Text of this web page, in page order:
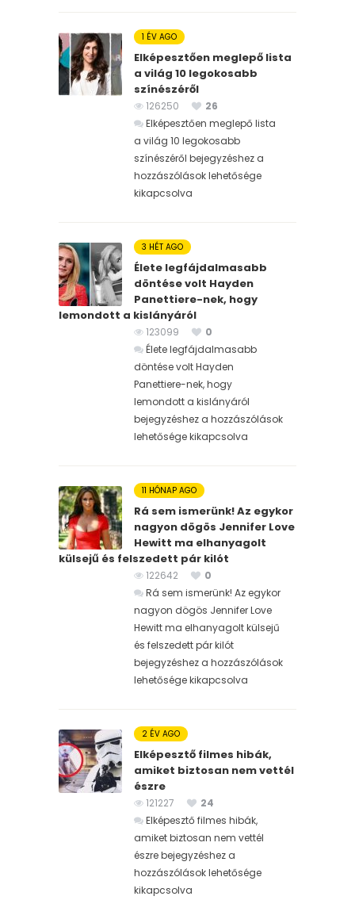
1 ÉV AGO
Elképesztően meglepő lista
a világ 10 legokosabb
színészéről
126250
26
Elképesztően meglepő lista
a világ 10 legokosabb
színészéről bejegyzéshez a
hozzászólások lehetősége
kikapcsolva
3 HÉT AGO
Élete legfájdalmasabb
döntése volt Hayden
Panettiere-nek, hogy
lemondott a kislányáról
123099
0
Élete legfájdalmasabb
döntése volt Hayden
Panettiere-nek, hogy
lemondott a kislányáról
bejegyzéshez a hozzászólások
lehetősége kikapcsolva
11 HÓNAP AGO
Rá sem ismerünk! Az egykor
nagyon dögös Jennifer Love
Hewitt ma elhanyagolt
külsejű és felszedett pár kilót
122642
0
Rá sem ismerünk! Az egykor
nagyon dögös Jennifer Love
Hewitt ma elhanyagolt külsejű
és felszedett pár kilót
bejegyzéshez a hozzászólások
lehetősége kikapcsolva
2 ÉV AGO
Elképesztő filmes hibák,
amiket biztosan nem vettél
észre
121227
24
Elképesztő filmes hibák,
amiket biztosan nem vettél
észre bejegyzéshez a
hozzászólások lehetősége
kikapcsolva